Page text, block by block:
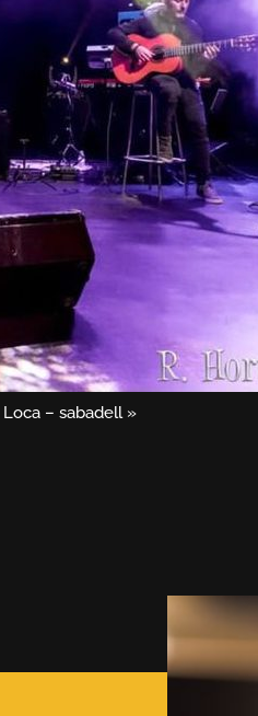
Loca – sabadell »